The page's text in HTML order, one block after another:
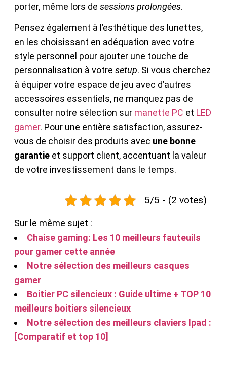
porter, même lors de sessions prolongées.
Pensez également à l’esthétique des lunettes,
en les choisissant en adéquation avec votre
style personnel pour ajouter une touche de
personnalisation à votre setup. Si vous cherchez
à équiper votre espace de jeu avec d’autres
accessoires essentiels, ne manquez pas de
consulter notre sélection sur manette PC et LED
gamer. Pour une entière satisfaction, assurez-
vous de choisir des produits avec une bonne
garantie et support client, accentuant la valeur
de votre investissement dans le temps.
5/5 - (2 votes)
Sur le même sujet :
Chaise gaming: Les 10 meilleurs fauteuils
pour gamer cette année
Notre sélection des meilleurs casques
gamer
Boitier PC silencieux : Guide ultime + TOP 10
meilleurs boitiers silencieux
Notre sélection des meilleurs claviers Ipad :
[Comparatif et top 10]